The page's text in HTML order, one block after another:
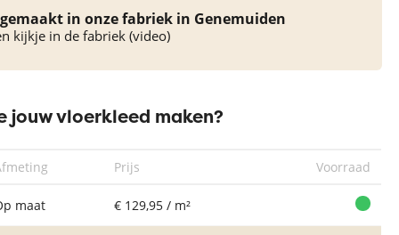
in onze fabriek in Genemuiden
kijkje in de fabriek (video)
jouw vloerkleed maken?
Prijs Voorraad
maat € 129,95 / m²